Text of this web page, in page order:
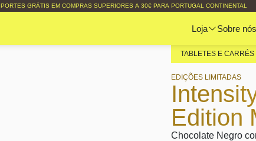
PORTES GRÁTIS EM COMPRAS SUPERIORES A 30€ PARA PORTUGAL CONTINENTAL
Loja Sobre nós
TABLETES E CARRÉS
EDIÇÕES LIMITADAS
Edition
Chocolate Negro